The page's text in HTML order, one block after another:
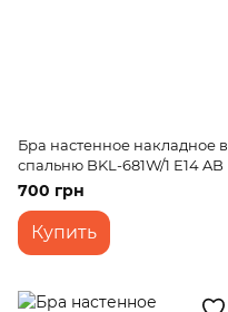
Бра настенное накладное в
спальню BKL-681W/1 E14 AB
700 грн
Купить